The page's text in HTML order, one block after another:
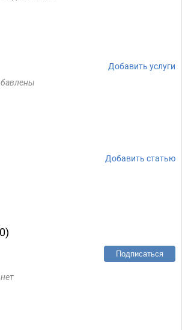
Добавить услуги
Добавить статью
Подписаться